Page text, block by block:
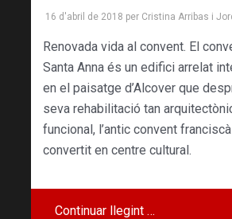
16 d'abril de 2018 per Cristina Arribas i
Renovada vida al convent. El
Santa Anna és un edifici arrelat
en el paisatge d’Alcover que
seva rehabilitació tan
funcional, l’antic convent franciscà
convertit en centre cultural.
Continuar llegint …